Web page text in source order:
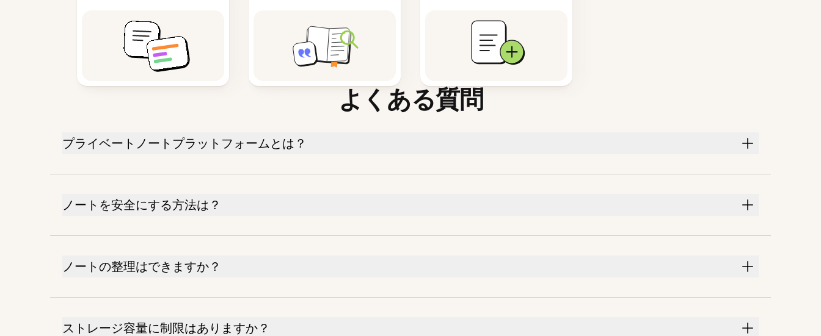
よくある質問
プライベートノートプラットフォームとは？
ノートを安全にする方法は？
ノートの整理はできますか？
ストレージ容量に制限はありますか？